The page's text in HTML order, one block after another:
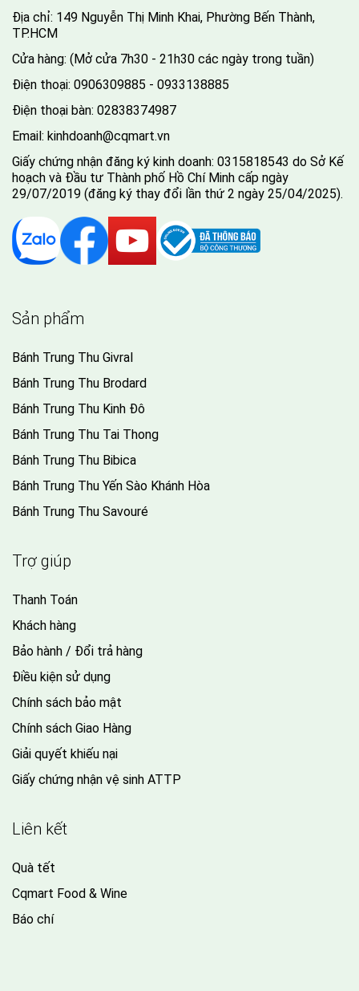
Địa chỉ: 149 Nguyễn Thị Minh Khai, Phường Bến Thành,
TP.HCM
Cửa hàng: (Mở cửa 7h30 - 21h30 các ngày trong tuần)
Điện thoại: 0906309885 - 0933138885
Điện thoại bàn: 02838374987
Email: kinhdoanh@cqmart.vn
Giấy chứng nhận đăng ký kinh doanh: 0315818543 do Sở Kế
hoạch và Đầu tư Thành phố Hồ Chí Minh cấp ngày
29/07/2019 (đăng ký thay đổi lần thứ 2 ngày 25/04/2025).
Sản phẩm
Bánh Trung Thu Givral
Bánh Trung Thu Brodard
Bánh Trung Thu Kinh Đô
Bánh Trung Thu Tai Thong
Bánh Trung Thu Bibica
Bánh Trung Thu Yến Sào Khánh Hòa
Bánh Trung Thu Savouré
Trợ giúp
Thanh Toán
Khách hàng
Bảo hành / Đổi trả hàng
Điều kiện sử dụng
Chính sách bảo mật
Chính sách Giao Hàng
Giải quyết khiếu nại
Giấy chứng nhận vệ sinh ATTP
Liên kết
Quà tết
Cqmart Food & Wine
Báo chí